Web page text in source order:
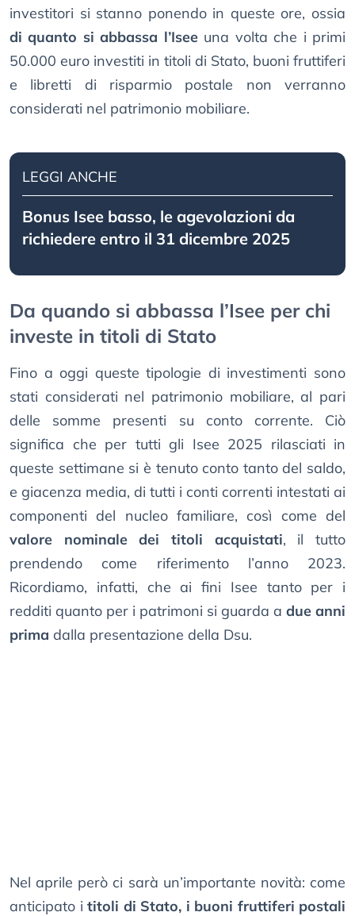
investitori si stanno ponendo in queste ore, ossia
di quanto si abbassa l’Iseeuna volta che i primi
50.000 euro investiti in titoli di Stato, buoni fruttiferi
e libretti di risparmio postale non verranno
considerati nel patrimonio mobiliare.
LEGGI ANCHE
Bonus Isee basso, le agevolazioni da
richiedere entro il 31 dicembre 2025
Da quando si abbassa l’Isee per chi
investe in titoli di Stato
Fino a oggi queste tipologie di investimenti sono
stati considerati nel patrimonio mobiliare, al pari
delle somme presenti su conto corrente. Ciò
significa che per tutti gli Isee 2025 rilasciati in
queste settimane si è tenuto conto tanto del saldo,
e giacenza media, di tutti i conti correnti intestati ai
componenti del nucleo familiare, così come del
valore nominale dei titoli acquistati, il tutto
prendendo come riferimento l’anno 2023.
Ricordiamo, infatti, che ai fini Isee tanto per i
redditi quanto per i patrimoni si guarda a due anni
prima dalla presentazione della Dsu.
Nel aprile però ci sarà un’importante novità: come
anticipato i titoli di Stato, i buoni fruttiferi postali